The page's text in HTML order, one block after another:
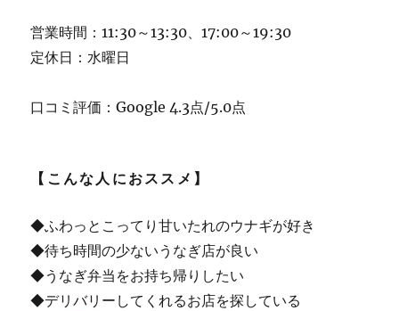
営業時間：11:30～13:30、17:00～19:30
定休日：水曜日
口コミ評価：Google 4.3点/5.0点
【こんな人におススメ】
◆ふわっとこってり甘いたれのウナギが好き
◆待ち時間の少ないうなぎ店が良い
◆うなぎ弁当をお持ち帰りしたい
◆デリバリーしてくれるお店を探している